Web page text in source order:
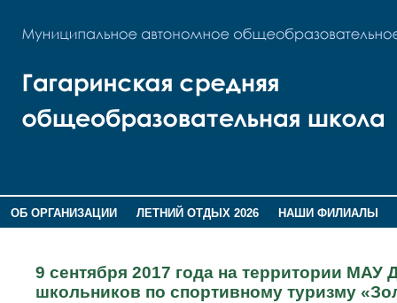
ОБ ОРГАНИЗАЦИИ ЛЕТНИЙ ОТДЫХ 2026
НАШИ ФИЛИАЛЫ
9 сентября 2017 года на территории
школьников по спортивному туризму